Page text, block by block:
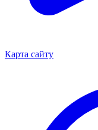
Карта сайту